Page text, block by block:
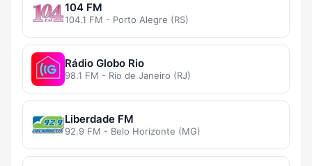
104 FM
104.1 FM - Porto Alegre (RS)
Rádio Globo Rio
98.1 FM - Rio de Janeiro (RJ)
Liberdade FM
92.9 FM - Belo Horizonte (MG)